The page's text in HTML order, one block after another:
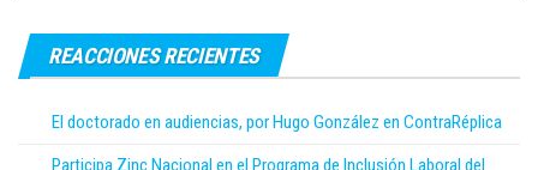
REACCIONES RECIENTES
El doctorado en audiencias, por Hugo González en ContraRéplica